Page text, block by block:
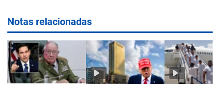
Notas relacionadas